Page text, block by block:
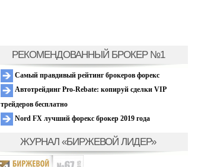
РЕКОМЕНДОВАННЫЙ БРОКЕР №1
Самый правдивый рейтинг брокеров форекс
Автотрейдинг Pro-Rebate: копируй сделки VIP
трейдеров бесплатно
Nord FX лучший форекс брокер 2019 года
ЖУРНАЛ «БИРЖЕВОЙ ЛИДЕР»